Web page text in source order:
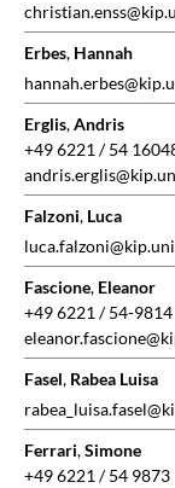
Erbes, Hannah
Erglis,Andris
+49 6221 / 54
Falzoni, Luca
Fascione, Eleanor
+49 6221 / 54-9814
Fasel, Rabea Luisa
Ferrari,Simone
+49 6221 / 54 9873